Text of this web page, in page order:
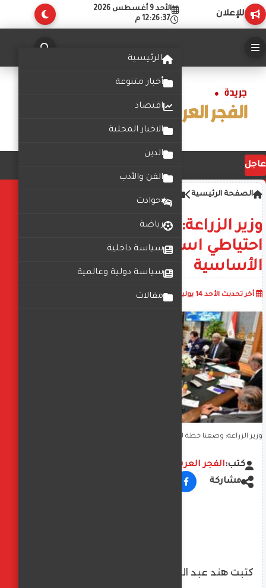
للإعلان
الأحد 9 أغسطس 2026
12:26:38 م
الرئيسية
أخبار متنوعة
اقتصاد
الاخبار المحلية
الدين
الفن والأدب
حوادث
رياضة
سياسة داخلية
سياسة دولية وعالمية
مقالات
عاجل
الصفحة الرئيسية
وزير الزراعة: وضعنا خطة لتوفير
احتياطي استراتيجي من السلع
الأساسية
أخر تحديث الأحد 14 يوليو 2024
وزير الزراعة: وضعنا خطة لتوفير احتياطي استراتيجي من السلع الأساسية
كتب:الفجر العربي
مشاركة
كتبت هند عبد العليم